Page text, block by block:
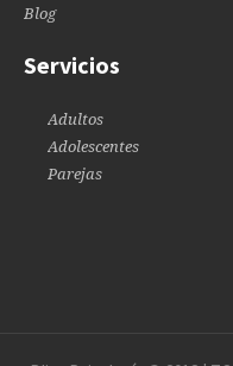
Blog
Servicios
Adultos
Adolescentes
Parejas